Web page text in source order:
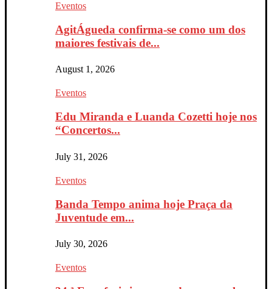
Eventos
AgitÁgueda confirma-se como um dos
maiores festivais de...
August 1, 2026
Eventos
Edu Miranda e Luanda Cozetti hoje nos
“Concertos...
July 31, 2026
Eventos
Banda Tempo anima hoje Praça da
Juventude em...
July 30, 2026
Eventos